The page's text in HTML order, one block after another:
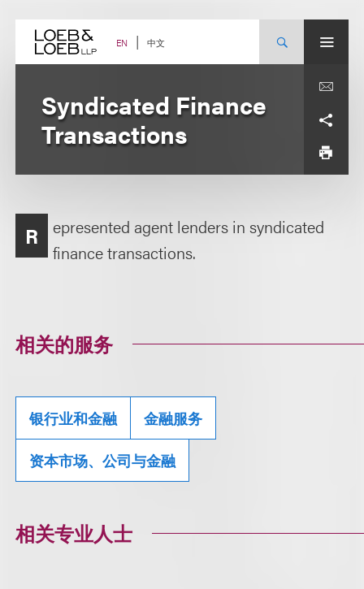
content EN 中文
Syndicated Finance
Transactions
R
epresented agent lenders in syndicated
finance transactions.
相关的服务
银行业和金融 金融服务
资本市场、公司与金融
相关专业人士